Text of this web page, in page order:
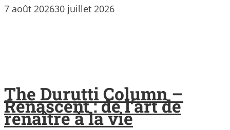
7 août 202630 juillet 2026
The Durutti Column –
Renascent : de l’art de
renaître à la vie